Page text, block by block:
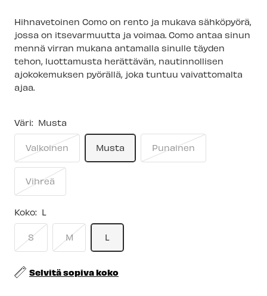
Hihnavetoinen Como on rento ja mukava sähköpyörä,
jossa on itsevarmuutta ja voimaa. Como antaa sinun
mennä virran mukana antamalla sinulle täyden
tehon, luottamusta herättävän, nautinnollisen
ajokokemuksen pyörällä, joka tuntuu vaivattomalta
ajaa.
Väri: Musta
Valkoinen Musta Punainen
Vihreä
Koko: L
S M L
Selvitä sopiva koko